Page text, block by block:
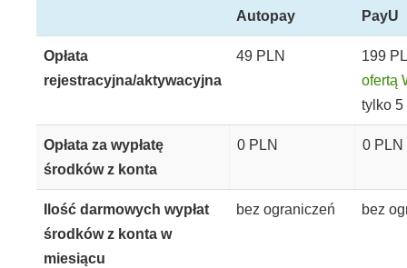
Autopay PayU
Opłata
rejestracyjna/aktywacyjna
49 PLN
199
ofertą
tylko 5
Opłata za wypłatę
środków z konta
0 PLN 0 PLN
Ilość darmowych wypłat
środków z konta w
miesiącu
bez ograniczeń bez